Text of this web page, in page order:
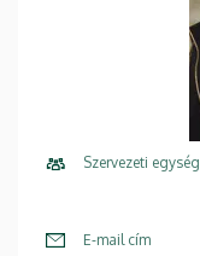
Szervezeti egység
E-mail cím